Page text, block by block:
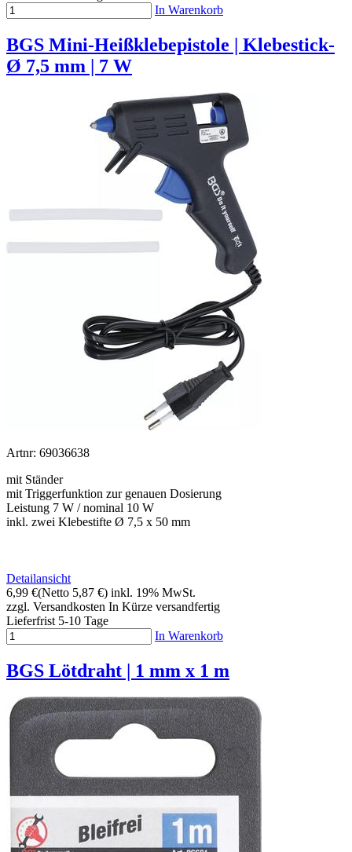
In Warenkorb
BGS Mini-Heißklebepistole | Klebestick-
Ø 7,5 mm | 7 W
Artnr: 69036638
mit Ständer
mit Triggerfunktion zur genauen Dosierung
Leistung 7 W / nominal 10 W
inkl. zwei Klebestifte Ø 7,5 x 50 mm
Detailansicht
6,99 €(Netto 5,87 €) inkl. 19% MwSt.
zzgl. Versandkosten In Kürze versandfertig
Lieferfrist 5-10 Tage
In Warenkorb
BGS Lötdraht | 1 mm x 1 m